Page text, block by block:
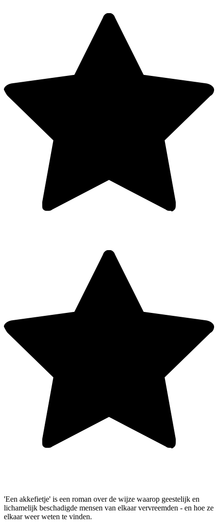
'Een akkefietje' is een roman over de wijze waarop geestelijk en
lichamelijk beschadigde mensen van elkaar vervreemden - en hoe ze
elkaar weer weten te vinden.